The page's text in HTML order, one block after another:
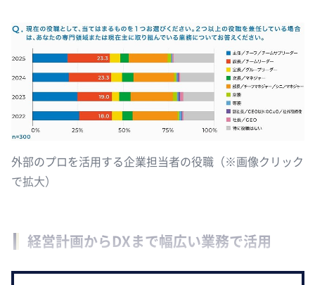
外部のプロを活用する企業担当者の役職（※画像クリック
で拡大）
経営計画からDXまで幅広い業務で活用